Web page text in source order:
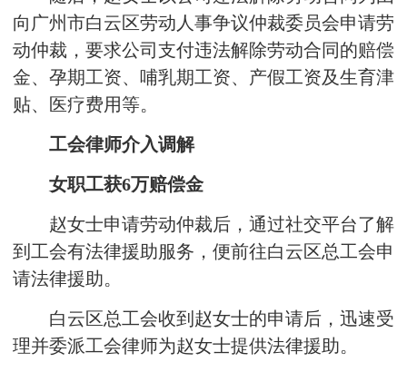
向广州市白云区劳动人事争议仲裁委员会申请劳
动仲裁，要求公司支付违法解除劳动合同的赔偿
金、孕期工资、哺乳期工资、产假工资及生育津
贴、医疗费用等。
工会律师介入调解
女职工获6万赔偿金
赵女士申请劳动仲裁后，通过社交平台了解
到工会有法律援助服务，便前往白云区总工会申
请法律援助。
白云区总工会收到赵女士的申请后，迅速受
理并委派工会律师为赵女士提供法律援助。